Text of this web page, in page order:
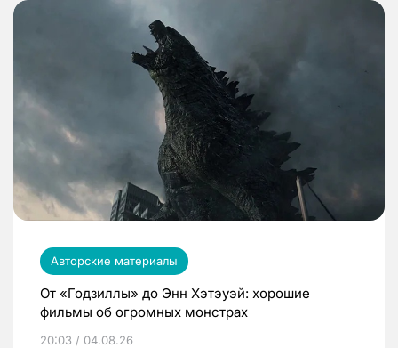
Авторские материалы
От «Годзиллы» до Энн Хэтэуэй: хорошие
фильмы об огромных монстрах
20:03 / 04.08.26